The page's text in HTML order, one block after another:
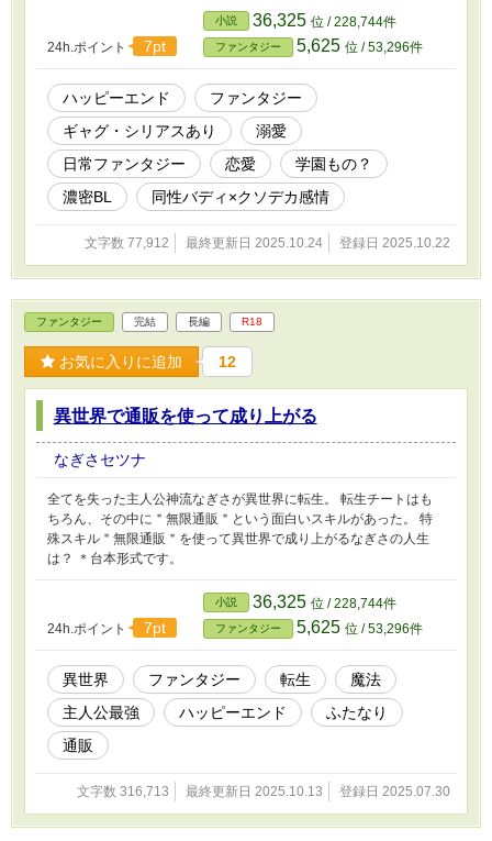
24h.ポイント 7pt
小説 36,325 位 / 228,744件
ファンタジー 5,625 位 / 53,296件
ハッピーエンド
ファンタジー
ギャグ・シリアスあり
溺愛
日常ファンタジー
恋愛
学園もの？
濃密BL
同性バディ×クソデカ感情
文字数 77,912 最終更新日 2025.10.24 登録日 2025.10.22
ファンタジー 完結 長編 R18
お気に入りに追加 12
異世界で通販を使って成り上がる
なぎさセツナ
全てを失った主人公神流なぎさが異世界に転生。 転生チートはも
ちろん、その中に＂無限通販＂という面白いスキルがあった。 特
殊スキル＂無限通販＂を使って異世界で成り上がるなぎさの人生
は？ ＊台本形式です。
24h.ポイント 7pt
小説 36,325 位 / 228,744件
ファンタジー 5,625 位 / 53,296件
異世界 ファンタジー 転生
魔法
主人公最強
ハッピーエンド
ふたなり
通販
文字数 316,713 最終更新日 2025.10.13 登録日 2025.07.30